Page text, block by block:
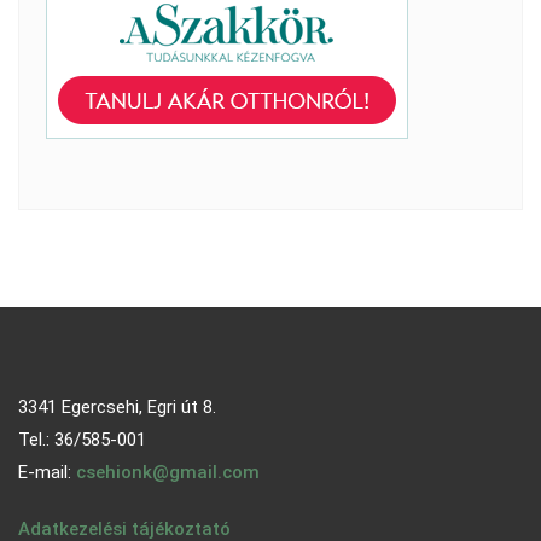
3341 Egercsehi, Egri út 8.
Tel.: 36/585-001
E-mail: csehionk@gmail.com
Adatkezelési tájékoztató